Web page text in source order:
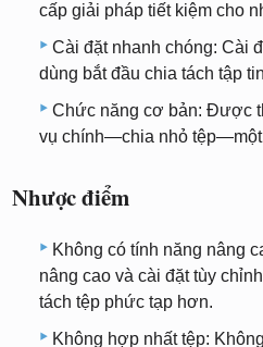
cấp giải pháp tiết kiệm cho
Cài đặt nhanh chóng: Cài
dùng bắt đầu chia tách tập
Chức năng cơ bản: Được
vụ chính—chia nhỏ tệp—một
Nhược điểm
Không có tính năng nâng
nâng cao và cài đặt tùy
tách tệp phức tạp hơn.
Không hợp nhất tệp: